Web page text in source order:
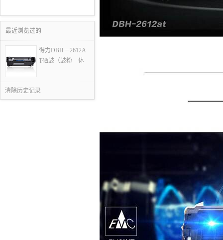
最近浏览过的
得力DBH－2612A
T硒鼓（鼓粉一体
清除历史记录